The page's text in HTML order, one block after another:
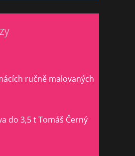
ručně malovaných
do 3,5 t Tomáš Černý